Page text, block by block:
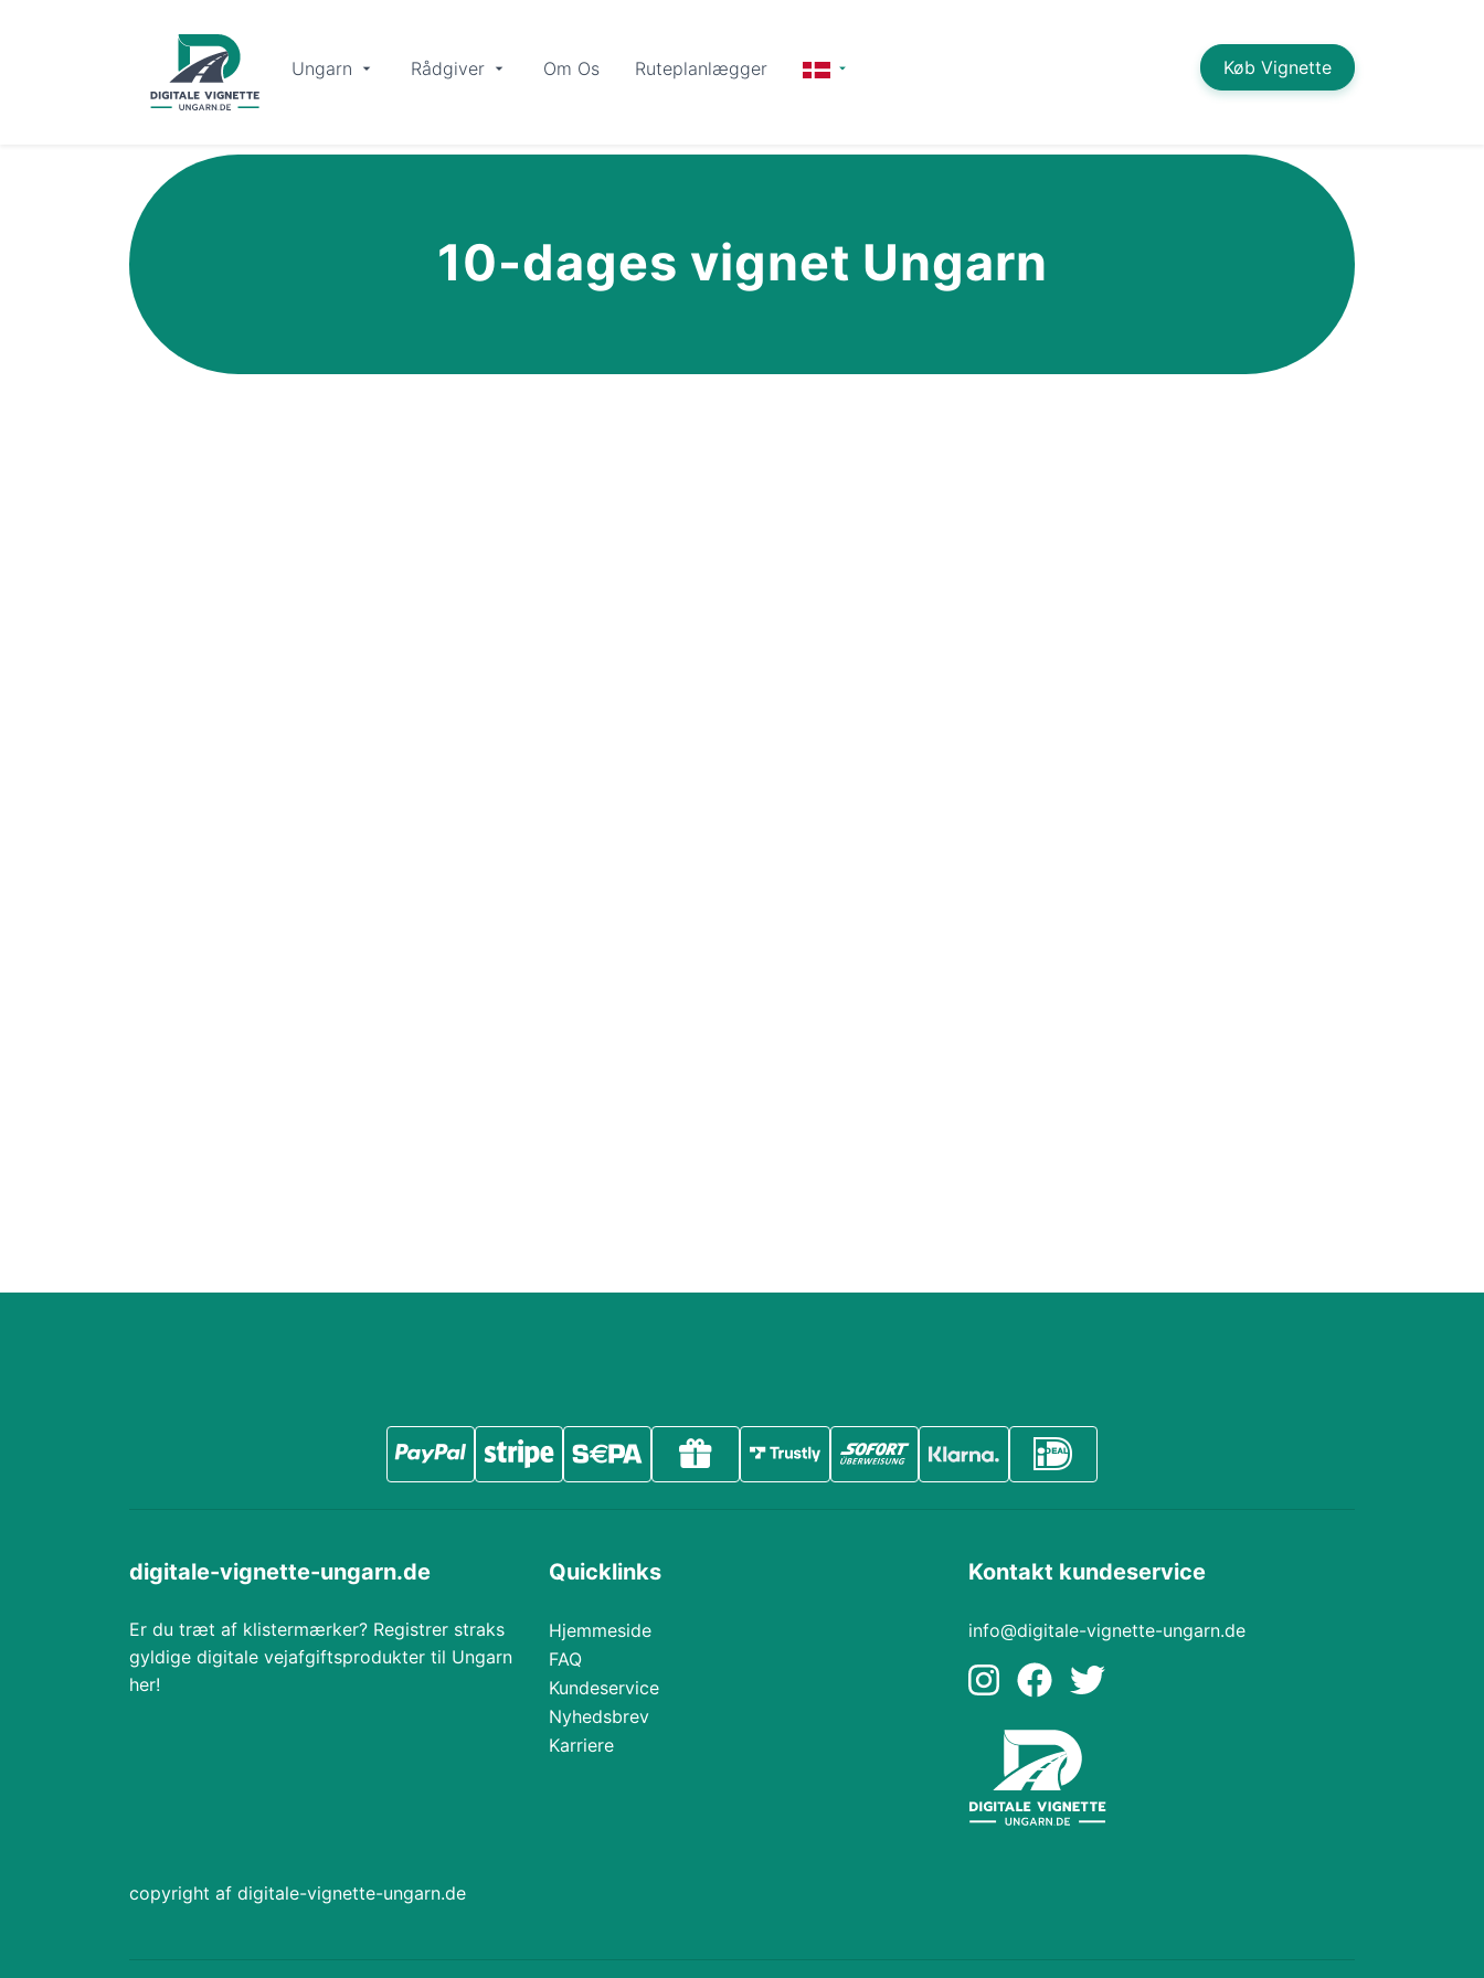
Ungarn Køb Vignette
Rådgiver Om Os Ruteplanlægger
10-dages vignet Ungarn
digitale-vignette-ungarn.de
Er du træt af klistermærker? Registrer straks
gyldige digitale vejafgiftsprodukter til Ungarn
her!
Quicklinks
Hjemmeside
FAQ
Kundeservice
Nyhedsbrev
Karriere
Kontakt kundeservice
info@digitale-vignette-ungarn.de
copyright af digitale-vignette-ungarn.de